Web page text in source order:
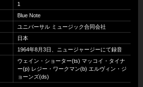
1
Blue Note
ユニバーサル ミュージック合同会社
日本
1964年8月3日、ニュージャージーにて録音
ウェイン・ショーター(ts) マッコイ・タイナ
ー(p) レジー・ワークマン(b) エルヴィン・ジ
ョーンズ(ds)